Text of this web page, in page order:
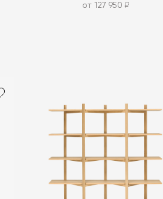
от 127 950 ₽